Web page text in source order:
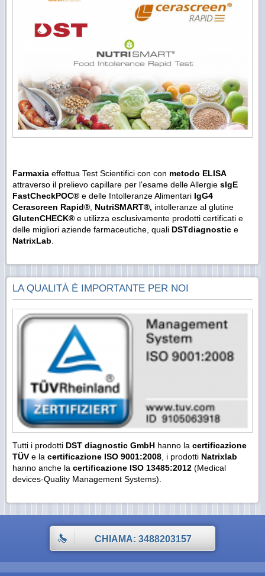
Farmaxia effettua Test Scientifici con con metodo ELISA
attraverso il prelievo capillare per l'esame delle Allergie sIgE
FastCheckPOC® e delle Intolleranze Alimentari IgG4
Cerascreen Rapid® NutriSMART®, intolleranze al glutine
GlutenCHECK® e utilizza esclusivamente prodotti certificati e
delle migliori aziende farmaceutiche, quali DSTdiagnostic e
NatrixLab
LA QUALITÀ È IMPORTANTE PER NOI
Tutti i prodotti DST diagnostic GmbH hanno la certificazione
TÜV e la certificazione ISO 9001:2008 , i prodotti Natrixlab
hanno anche la certificazione ISO 13485:2012 (Medical
devices-Quality Management Systems).
CHIAMA: 3488203157